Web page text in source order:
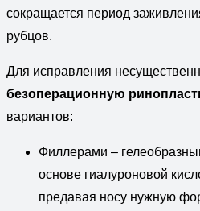
сокращается период
рубцов.
Для исправления
безоперационную
вариантов:
Филлерами –
основе гиалуроновой
предавая носу нужную